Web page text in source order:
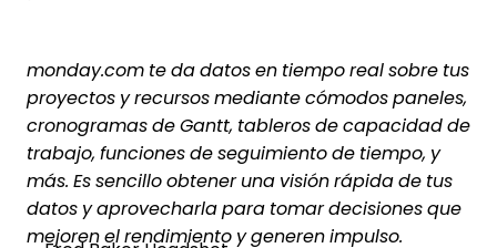
monday.com te da datos en tiempo real sobre tus
proyectos y recursos mediante cómodos paneles,
cronogramas de Gantt, tableros de capacidad de
trabajo, funciones de seguimiento de tiempo, y
más. Es sencillo obtener una visión rápida de tus
datos y aprovecharla para tomar decisiones que
mejoren el rendimiento y generen impulso.